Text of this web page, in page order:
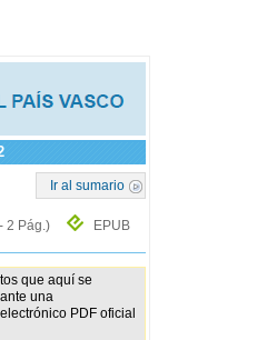
Ir al sumario
2 Pág.)
EPUB
que aquí se
una
PDF oficial